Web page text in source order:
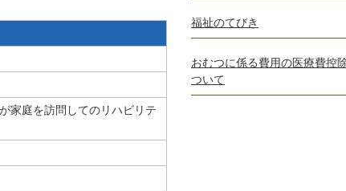
家庭を訪問してのリハビリテ
福祉のてびき
おむつに係る費用の医療費控
ついて